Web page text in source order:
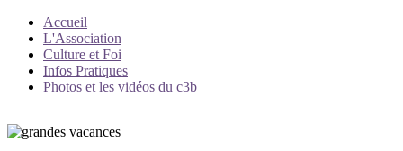
Accueil
L'Association
Culture et Foi
Infos Pratiques
Photos et les vidéos du c3b